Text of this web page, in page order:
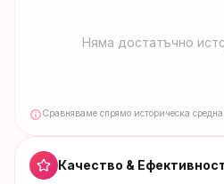
Няма достатъчно
Сравняваме спрямо историческа
Качество &